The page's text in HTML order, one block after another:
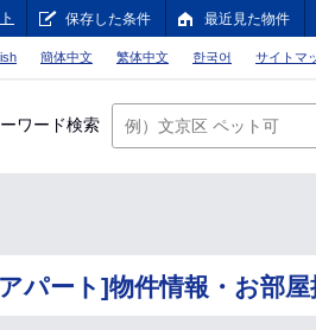
保存した条件 最近見た物件
簡体中文 繁体中文 한국어 サイトマ
ワード検索
パート]物件情報・お部屋